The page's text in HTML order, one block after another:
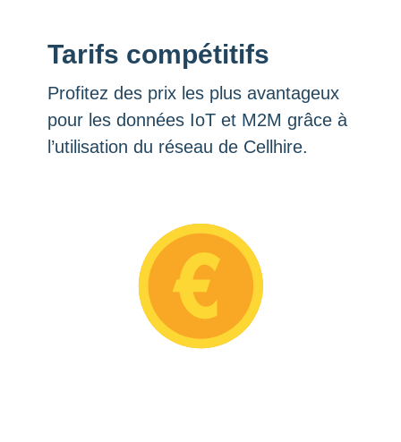
Tarifs compétitifs
Profitez des prix les plus avantageux
pour les données IoT et M2M grâce à
l’utilisation du réseau de Cellhire.